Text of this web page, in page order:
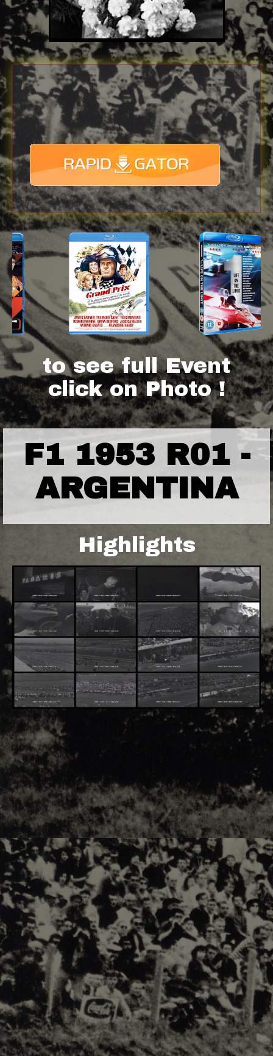
Download
with full Speed !
to see full Event
click on Photo !
F1 1953 R01 -
ARGENTINA
Highlights
Adsense - F1 World - 50s